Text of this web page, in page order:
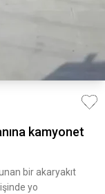
kamyonet
bir akaryakıt
yo